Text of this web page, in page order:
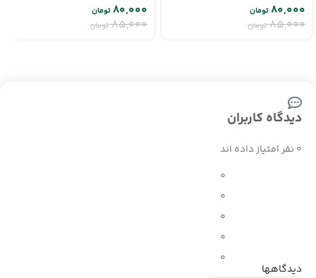
۸۵,۰۰۰ تومان
۸۰,۰۰۰تومان
۸۵,۰۰۰ تومان
۸۰,۰۰۰تومان
دیدگاه کاربران
0 نفر امتیاز داده اند
0
0
0
0
0
دیدگاهها